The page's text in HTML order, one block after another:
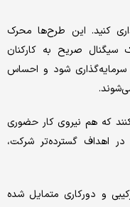
کنید. این طرح‌ها محرک
صریح به کارکنان
سرمایه‌‌گذاری شود و احساس
که هم نیروی کار حضوری
اهداف گسترده‌‌تر شرکت،
و دورکاری متمایل شده